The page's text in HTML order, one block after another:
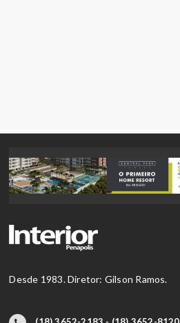
Desde 1983. Diretor: Gilson Ramos.